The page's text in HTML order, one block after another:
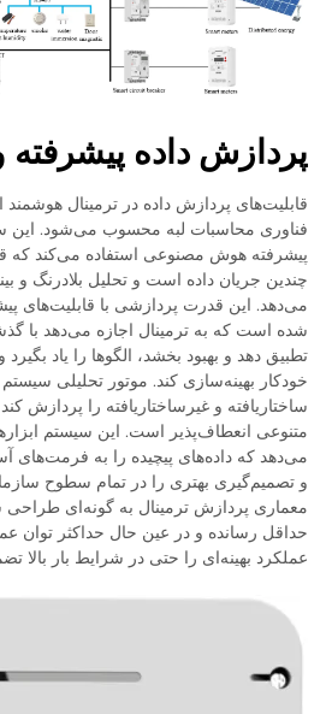
پردازش داده پیشرفته
قابلیت‌های پردازش داده در ترمینال
فناوری محاسبات لبه محسوب می‌شود. این
پیشرفته هوش مصنوعی استفاده می‌کند که
چندین جریان داده است و تحلیل بلادرنگ و
می‌دهد. این قدرت پردازشی با قابلیت‌های
شده است که به ترمینال اجازه می‌دهد با
تطبیق دهد و بهبود بخشد، الگوها را یاد
خودکار بهینه‌سازی کند. موتور تحلیلی سیستم
ساختاریافته و غیرساختاریافته را پردازش
متنوعی انعطاف‌پذیر است. این سیستم
می‌دهد که داده‌های پیچیده را به فرمت‌های
و تصمیم‌گیری بهتری را در تمام سطوح
معماری پردازش ترمینال به گونه‌ای
حداقل رسانده و در عین حال حداکثر توان
عملکرد بهینه‌ای را حتی در شرایط بار بالا